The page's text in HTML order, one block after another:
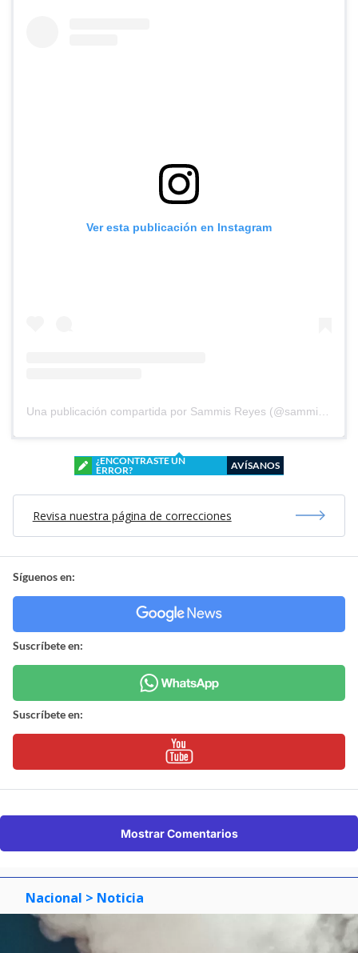
Ver esta publicación en Instagram
¿ENCONTRASTE UN
ERROR?
AVÍSANOS
Revisa nuestra página de correcciones
Síguenos en:
Suscríbete en:
Suscríbete en:
Mostrar Comentarios
Nacional > Noticia